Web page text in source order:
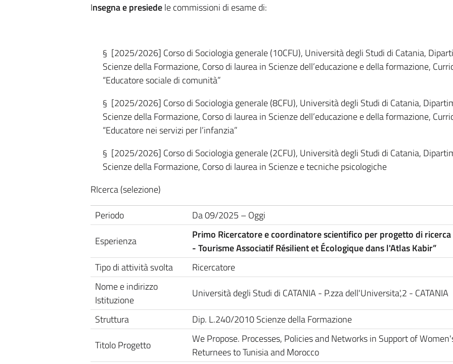
Insegna e presiedele commissioni di esame di:
§ [2025/2026] Corso di Sociologia generale (10CFU), Università degli Studi di Catania,
Scienze della Formazione, Corso di laurea in Scienze dell’educazione e della formazione,
“Educatore sociale di comunità”
§ [2025/2026] Corso di Sociologia generale (8CFU), Università degli Studi di Catania,
Scienze della Formazione, Corso di laurea in Scienze dell’educazione e della formazione,
“Educatore nei servizi per l’infanzia”
§ [2025/2026] Corso di Sociologia generale (2CFU), Università degli Studi di Catania,
Scienze della Formazione, Corso di laurea in Scienze e tecniche psicologiche
RIcerca (selezione)
Periodo
Da 09/2025 – Oggi
Esperienza
Primo Ricercatore e coordinatore scientifico per progetto di ricerca
- Tourisme Associatif Résilient et Écologique dans l'Atlas Kabir”
Tipo di attività svolta
Ricercatore
Nome e indirizzo
Istituzione
Università degli Studi di CATANIA - P.zza dell'Universita',2 - CATANIA
Struttura
Dip. L.240/2010 Scienze della Formazione
Titolo Progetto
We Propose. Processes, Policies and Networks in Support of
Returnees to Tunisia and Morocco